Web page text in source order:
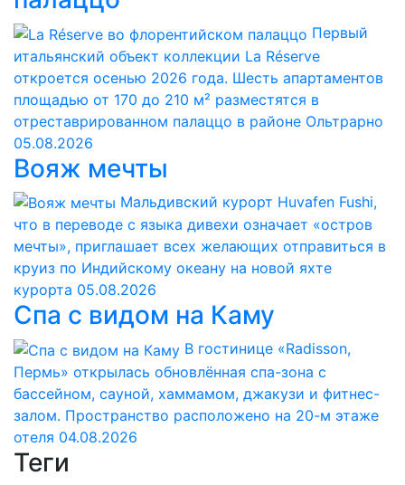
Первый
итальянский объект коллекции La Réserve
откроется осенью 2026 года. Шесть апартаментов
площадью от 170 до 210 м² разместятся в
отреставрированном палаццо в районе Ольтрарно
05.08.2026
Вояж мечты
Мальдивский курорт Huvafen Fushi,
что в переводе с языка дивехи означает «остров
мечты», приглашает всех желающих отправиться в
круиз по Индийскому океану на новой яхте
курорта 05.08.2026
Спа с видом на Каму
В гостинице «Radisson,
Пермь» открылась обновлённая спа-зона с
бассейном, сауной, хаммамом, джакузи и фитнес-
залом. Пространство расположено на 20-м этаже
отеля 04.08.2026
Теги